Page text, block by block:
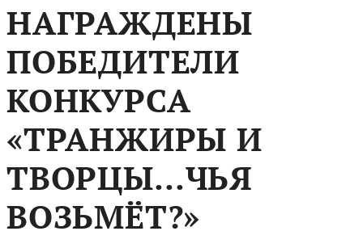
​НАГРАЖДЕНЫ
ПОБЕДИТЕЛИ
КОНКУРСА
«ТРАНЖИРЫ И
ТВОРЦЫ…ЧЬЯ
ВОЗЬМЁТ?»